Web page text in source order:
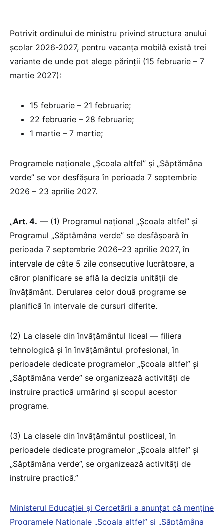
Potrivit ordinului de ministru privind structura anului
școlar 2026-2027, pentru vacanța mobilă există trei
variante de unde pot alege părinții (15 februarie – 7
martie 2027):
15 februarie – 21 februarie;
22 februarie – 28 februarie;
1 martie – 7 martie;
Programele naționale „Școala altfel” și „Săptămâna
verde” se vor desfăşura în perioada 7 septembrie
2026 – 23 aprilie 2027.
„Art. 4. — (1) Programul național „Școala altfel” și
Programul „Săptămâna verde” se desfășoară în
perioada 7 septembrie 2026–23 aprilie 2027, în
intervale de câte 5 zile consecutive lucrătoare, a
căror planificare se află la decizia unității de
învățământ. Derularea celor două programe se
planifică în intervale de cursuri diferite.
(2) La clasele din învățământul liceal — filiera
tehnologică și în învățământul profesional, în
perioadele dedicate programelor „Școala altfel” și
„Săptămâna verde” se organizează activități de
instruire practică urmărind și scopul acestor
programe.
(3) La clasele din învățământul postliceal, în
perioadele dedicate programelor „Școala altfel” și
„Săptămâna verde”, se organizează activități de
instruire practică.”
Ministerul Educației și Cercetării a anunțat că menține
Programele Naționale „Școala altfel” și „Săptămâna